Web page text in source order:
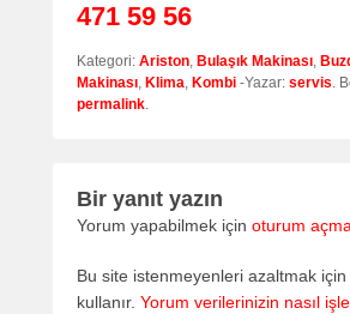
471 59 56
Kategori: Ariston, Bulaşık Makinası,
Makinası, Klima, Kombi -Yazar: servis.
permalink.
Bir yanıt yazın
Yorum yapabilmek için oturum
Bu site istenmeyenleri azaltmak için
kullanır. Yorum verilerinizin nasıl